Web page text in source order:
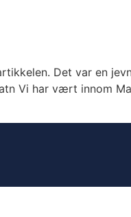
Det var en
Vi har vært innom